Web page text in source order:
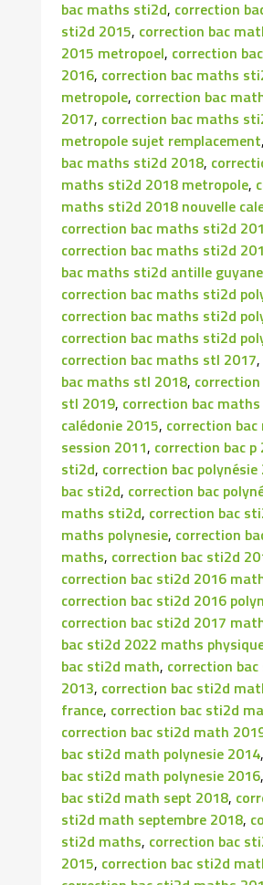
bac maths sti2d, correction
sti2d 2015, correction bac
2015 metropoel, correction
2016, correction bac maths
metropole, correction bac
2017, correction bac maths
metropole sujet remplacement,
bac maths sti2d 2018,
maths sti2d 2018 metropole,
maths sti2d 2018 nouvelle
correction bac maths sti2d
correction bac maths sti2d
bac maths sti2d antille
correction bac maths sti2d
correction bac maths sti2d
correction bac maths sti2d
correction bac maths stl 2017,
bac maths stl 2018,
stl 2019, correction bac
calédonie 2015, correction
session 2011, correction bac
sti2d, correction bac
bac sti2d, correction bac
maths sti2d, correction bac
maths polynesie, correction
maths, correction bac sti2d
correction bac sti2d 2016
correction bac sti2d 2016
correction bac sti2d 2017
bac sti2d 2022 maths
bac sti2d math, correction
2013, correction bac sti2d
france, correction bac sti2d
correction bac sti2d math
bac sti2d math polynesie 2014,
bac sti2d math polynesie 2016,
bac sti2d math sept 2018,
sti2d math septembre 2018,
sti2d maths, correction bac
2015, correction bac sti2d